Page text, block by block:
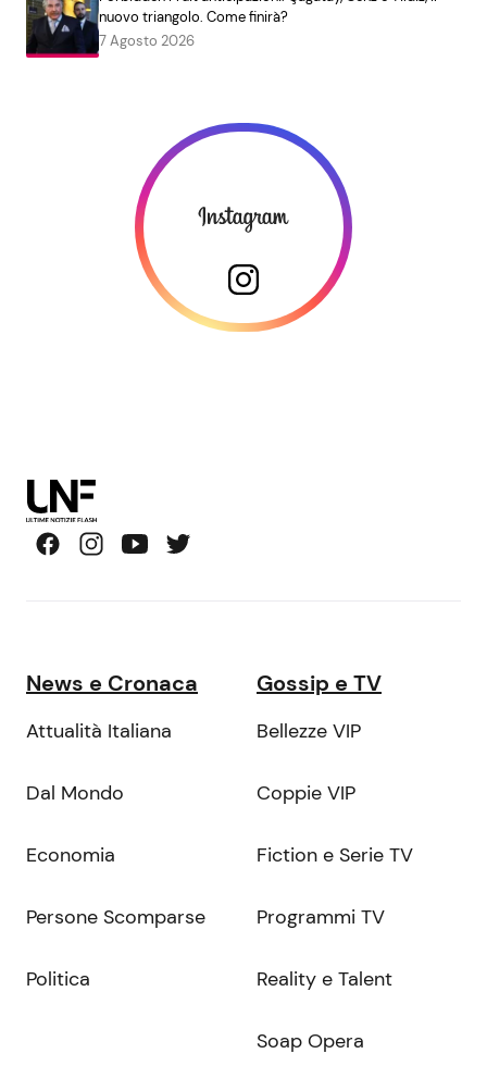
nuovo triangolo. Come finirà?
7 Agosto 2026
News e Cronaca
Attualità Italiana
Dal Mondo
Economia
Persone Scomparse
Politica
Gossip e TV
Bellezze VIP
Coppie VIP
Fiction e Serie TV
Programmi TV
Reality e Talent
Soap Opera